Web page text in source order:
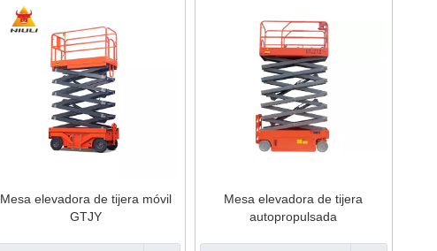
Mesa elevadora de tijera móvil
GTJY
Mesa elevadora de tijera
autopropulsada